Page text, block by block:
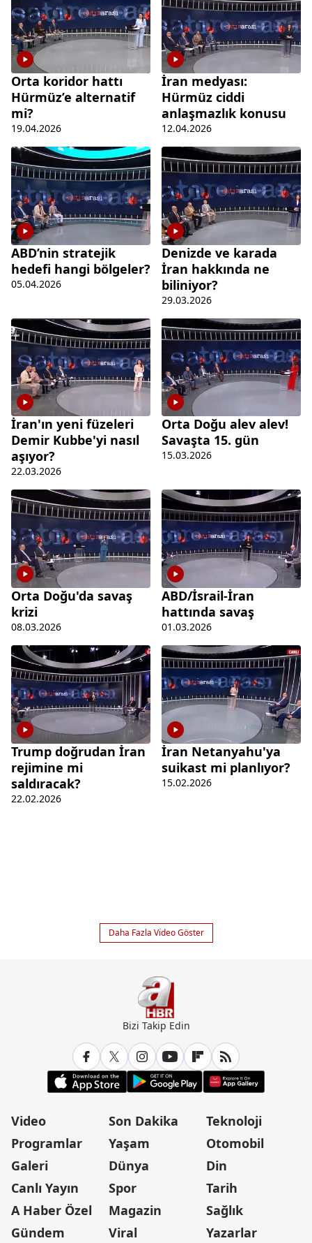
Orta koridor hattı
Hürmüz’e alternatif
mi?
19.04.2026
İran medyası:
Hürmüz ciddi
anlaşmazlık konusu
12.04.2026
ABD’nin stratejik
hedefi hangi bölgeler?
05.04.2026
Denizde ve karada
İran hakkında ne
biliniyor?
29.03.2026
İran'ın yeni füzeleri
Demir Kubbe'yi nasıl
aşıyor?
22.03.2026
Orta Doğu alev alev!
Savaşta 15. gün
15.03.2026
Orta Doğu'da savaş
krizi
08.03.2026
ABD/İsrail-İran
hattında savaş
01.03.2026
Trump doğrudan İran
rejimine mi
saldıracak?
22.02.2026
İran Netanyahu'ya
suikast mi planlıyor?
15.02.2026
Daha Fazla Video Göster
Bizi Takip Edin
Video
Programlar
Galeri
Canlı Yayın
A Haber Özel
Gündem
Son Dakika
Yaşam
Dünya
Spor
Magazin
Viral
Teknoloji
Otomobil
Din
Tarih
Sağlık
Yazarlar